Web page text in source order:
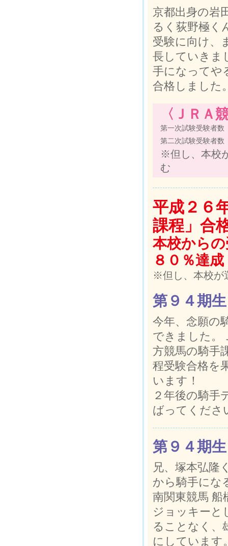
京都出身の岩
るく荻野極く
受験に向け、
長していきま
手になってや
合格しました
〈ＪＲＡ
第一次試験受験者数
第二次試験受験者数
※但し、本校
む
平成２６
課程」合
本校から
８０％達成
※但し、本校が
第９４期生
今年、念願の
できました。
方競馬の騎手
程受験合格を
います！
２年後の騎手
ばってくださ
第９４期生
兄、塚本弘隆
から騎手にな
南関東競馬 船
ジョッキーと
ることなく、
にしています